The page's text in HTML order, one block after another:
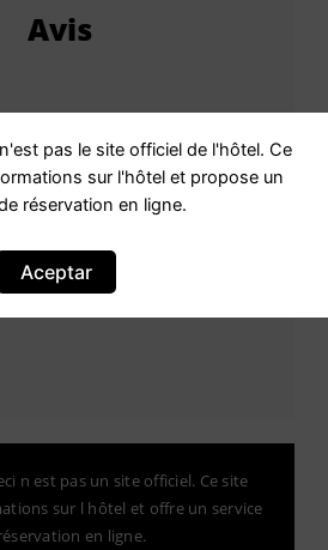
Avis
une note de 7.97,9bien
vécues
n est pas un site officiel. Ce site
sur l hôtel et offre un service
en ligne.
pas le site officiel de l'hôtel. Ce
sur l'hôtel et propose un
réservation en ligne.
Aceptar